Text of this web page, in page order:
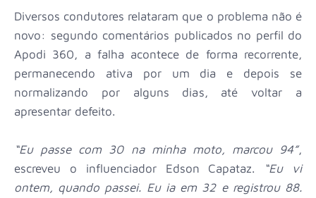
Diversos condutores relataram que o problema não é
novo: segundo comentários publicados no perfil do
Apodi 360, a falha acontece de forma recorrente,
permanecendo ativa por um dia e depois se
normalizando por alguns dias, até voltar a
apresentar defeito.
“Eu passe com 30 na minha moto, marcou 94”,
escreveu o influenciador Edson Capataz.
“Eu vi
ontem, quando passei. Eu ia em 32 e registrou 88.